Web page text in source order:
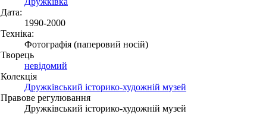
Дата:
1990-2000
Техніка:
Фотографія (паперовий носій)
Творець
невідомий
Колекція
Дружківський історико-художній музей
Правове регулювання
Дружківський історико-художній музей